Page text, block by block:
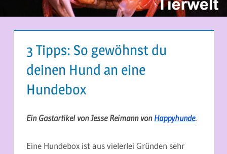
3 Tipps: So gewöhnst du
deinen Hund an eine
Hundebox
Ein Gastartikel von Jesse Reimann vonHappyhunde.
Eine Hundebox ist aus vielerlei Gründen sehr